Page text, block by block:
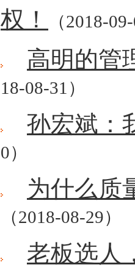
权！
（2018-
高明的管
18-08-31）
孙宏斌：
0）
为什么质
（2018-08-29）
老板选人